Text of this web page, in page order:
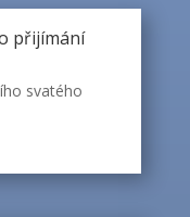
přijímání
svatého